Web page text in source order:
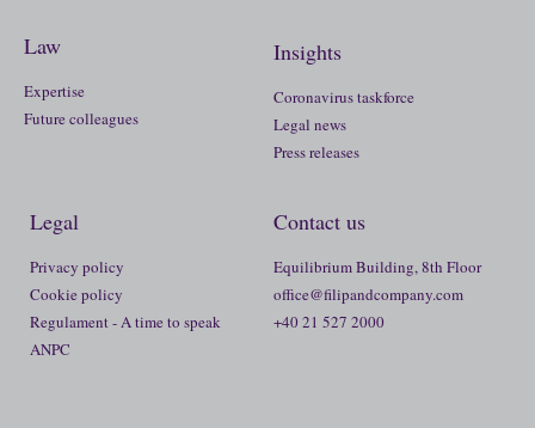
Law
Expertise
Future colleagues
Insights
Coronavirus taskforce
Legal news
Press releases
Legal
Privacy policy
Cookie policy
Regulament - A time to speak
ANPC
Contact us
Equilibrium Building, 8th Floor
office@filipandcompany.com
+40 21 527 2000